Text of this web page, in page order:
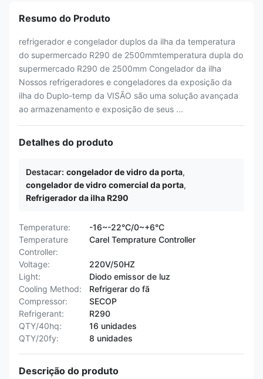
Resumo do Produto
refrigerador e congelador duplos da ilha da temperatura
do supermercado R290 de 2500mmtemperatura dupla do
supermercado R290 de 2500mm Congelador da ilha
Nossos refrigeradores e congeladores da exposição da
ilha do Duplo-temp da VISÃO são uma solução avançada
ao armazenamento e exposição de seus ...
Detalhes do produto
Destacar: congelador de vidro da porta,
congelador de vidro comercial da porta,
Refrigerador da ilha R290
Temperature:
-16~-22°C/0~+6°C
Temperature
Controller:
Carel Temprature Controller
Voltage:
220V/50HZ
Light:
Diodo emissor de luz
Cooling Method:
Refrigerar do fã
Compressor:
SECOP
Refrigerant:
R290
QTY/40hq:
16 unidades
QTY/20fy:
8 unidades
Descrição do produto